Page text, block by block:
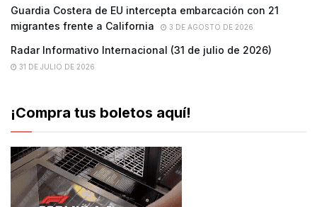
Guardia Costera de EU intercepta embarcación con 21
migrantes frente a California
3 DE AGOSTO DE 2026
Radar Informativo Internacional (31 de julio de 2026)
31 DE JULIO DE 2026
¡Compra tus boletos aquí!